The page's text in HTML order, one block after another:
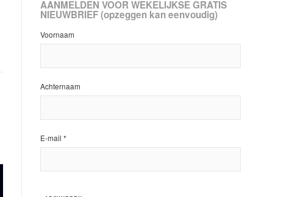
AANMELDEN VOOR WEKELIJKSE GRATIS
NIEUWBRIEF (opzeggen kan eenvoudig)
Voornaam
Achternaam
E-mail *